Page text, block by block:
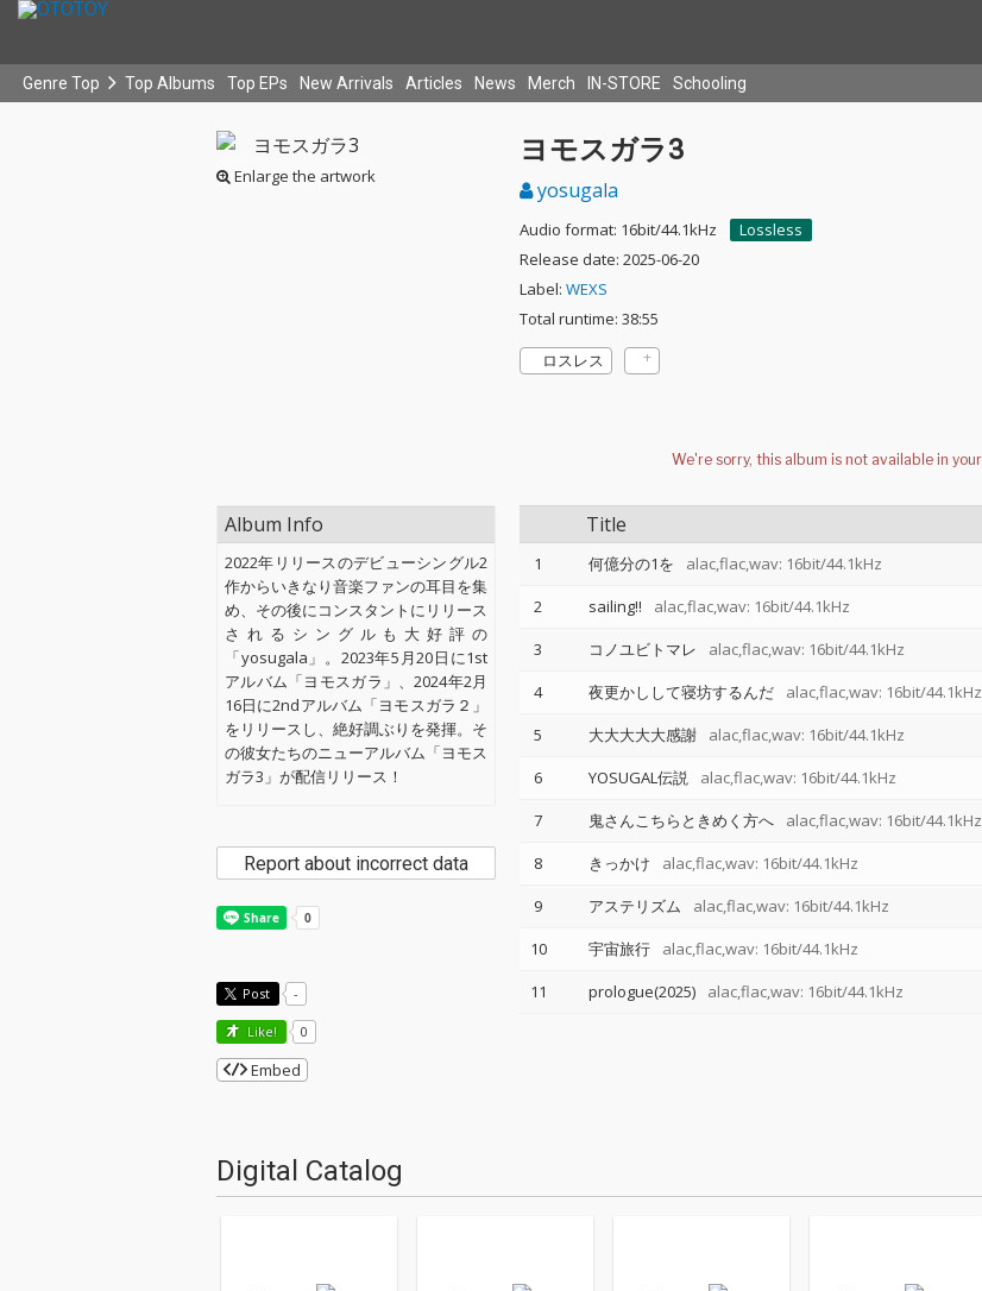
Genre Top Top Albums Top EPs New Arrivals Articles News Merch IN-STORE Schooling
Enlarge the artwork
ヨモスガラ3
yosugala
Audio format: 16bit/44.1kHz
Lossless
Release date: 2025-06-20
Label: WEXS
Total runtime: 38:55
ロスレス
Title
1 何億分の1を alac,flac,wav: 16bit/44.1kHz
2
sailing!! alac,flac,wav: 16bit/44.1kHz
3
コノユビトマレ alac,flac,wav: 16bit/44.1kHz
4
夜更かしして寝坊するんだ alac,flac,wav: 16bit/44.1kHz
5
大大大大大感謝 alac,flac,wav: 16bit/44.1kHz
6
YOSUGAL伝説 alac,flac,wav: 16bit/44.1kHz
7
鬼さんこちらときめく方へ alac,flac,wav: 16bit/44.1kHz
8
きっかけ alac,flac,wav: 16bit/44.1kHz
9
アステリズム alac,flac,wav: 16bit/44.1kHz
10
宇宙旅行 alac,flac,wav: 16bit/44.1kHz
11
prologue(2025) alac,flac,wav: 16bit/44.1kHz
Album Info
2022年リリースのデビューシングル2
作からいきなり音楽ファンの耳目を集
め、その後にコンスタントにリリース
されるシングルも大好評の
「yosugala」。2023年5月20日に1st
アルバム「ヨモスガラ」、2024年2月
16日に2ndアルバム「ヨモスガラ２」
をリリースし、絶好調ぶりを発揮。そ
の彼女たちのニューアルバム「ヨモス
ガラ3」が配信リリース！
Report about incorrect data
Post -
Like! 0
Embed
Digital Catalog